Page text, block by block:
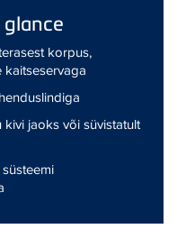
korpus,
kaitseservaga
jaoks või süvistatult